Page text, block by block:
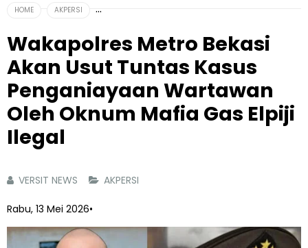
HOME AKPERSI
Wakapolres Metro Bekasi
Akan Usut Tuntas Kasus
Penganiayaan Wartawan
Oleh Oknum Mafia Gas Elpiji
Ilegal
VERSIT NEWS AKPERSI
Rabu, 13 Mei 2026•